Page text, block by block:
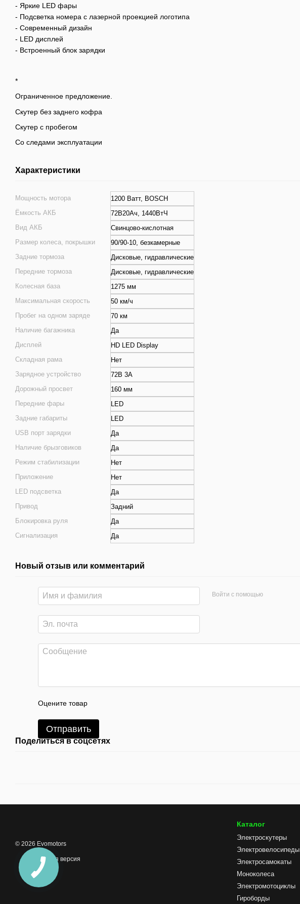
- Яркие LED фары
- Подсветка номера с лазерной проекцией логотипа
- Современный дизайн
- LED дисплей
- Встроенный блок зарядки
*
Ограниченное предложение.
Скутер без заднего кофра
Скутер с пробегом
Со следами эксплуатации
Характеристики
Мощность мотора
1200 Ватт, BOSCH
Ёмкость АКБ
72В20Ач, 1440ВтЧ
Вид АКБ
Свинцово-кислотная
Размер колеса, покрышки
90/90-10, безкамерные
Задние тормоза
Дисковые, гидравлические
Передние тормоза
Дисковые, гидравлические
Колесная база
1275 мм
Максимальная скорость
50 км/ч
Пробег на одном заряде
70 км
Наличие багажника
Да
Дисплей
HD LED Display
Складная рама
Нет
Зарядное устройство
72В 3А
Дорожный просвет
160 мм
Передние фары
LED
Задние габариты
LED
USB порт зарядки
Да
Наличие брызговиков
Да
Режим стабилизации
Нет
Приложение
Нет
LED подсветка
Да
Привод
Задний
Блокировка руля
Да
Сигнализация
Да
Новый отзыв или комментарий
Войти с помощью
Оцените товар
Отправить
Поделиться в соцсетях
© 2026 Evomotors
Мобильная версия
Каталог
Электроскутеры
Электровелосипеды
Электросамокаты
Моноколеса
Электромотоциклы
Гироборды